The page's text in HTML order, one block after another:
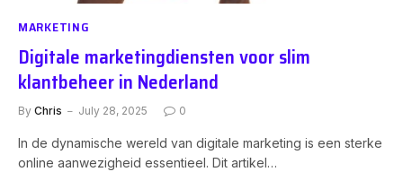
MARKETING
Digitale marketingdiensten voor slim
klantbeheer in Nederland
By Chris July 28, 2025 0
In de dynamische wereld van digitale marketing is een sterke
online aanwezigheid essentieel. Dit artikel…